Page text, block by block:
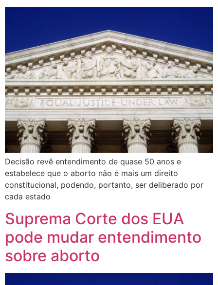
Decisão revê entendimento de quase 50 anos e
estabelece que o aborto não é mais um direito
constitucional, podendo, portanto, ser deliberado por
cada estado
Suprema Corte dos EUA
pode mudar entendimento
sobre aborto